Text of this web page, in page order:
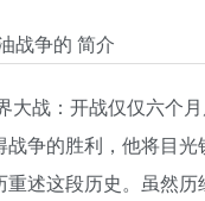
战争的 简介
大战：开战仅仅六个
争的胜利，他将目
述这段历史。虽然